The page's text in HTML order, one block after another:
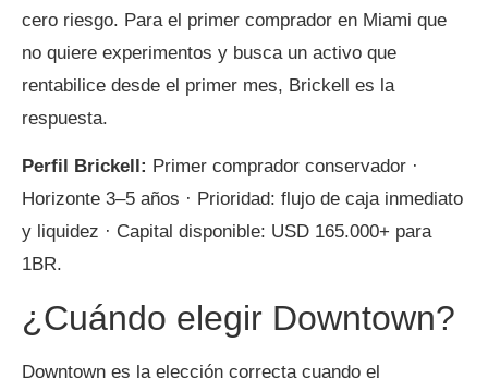
cero riesgo. Para el primer comprador en Miami que
no quiere experimentos y busca un activo que
rentabilice desde el primer mes, Brickell es la
respuesta.
Perfil Brickell: Primer comprador conservador ·
Horizonte 3–5 años · Prioridad: flujo de caja inmediato
y liquidez · Capital disponible: USD 165.000+ para
1BR.
¿Cuándo elegir Downtown?
Downtown es la elección correcta cuando el